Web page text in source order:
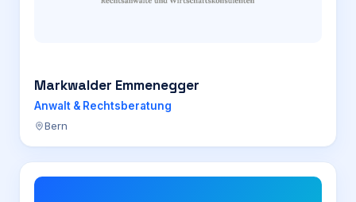
Markwalder Emmenegger
Anwalt & Rechtsberatung
Bern